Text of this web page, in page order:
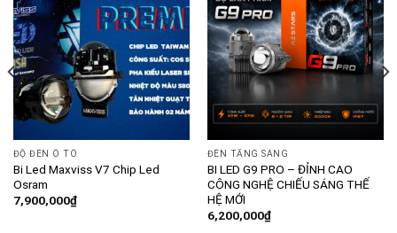
ĐỘ ĐÈN Ô TÔ
Bi Led Maxviss V7 Chip Led
Osram
7,900,000₫
ĐÈN TĂNG SÁNG
BI LED G9 PRO – ĐỈNH CAO
CÔNG NGHỆ CHIẾU SÁNG THẾ
HỆ MỚI
6,200,000₫